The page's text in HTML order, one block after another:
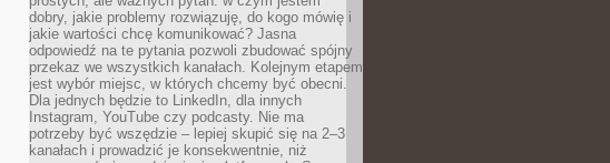
dobry, jakie problemy rozwiązuję, do kogo mówię i
jakie wartości chcę komunikować? Jasna
odpowiedź na te pytania pozwoli zbudować spójny
przekaz we wszystkich kanałach. Kolejnym etapem
jest wybór miejsc, w których chcemy być obecni.
Dla jednych będzie to LinkedIn, dla innych
Instagram, YouTube czy podcasty. Nie ma
potrzeby być wszędzie – lepiej skupić się na 2–3
kanałach i prowadzić je konsekwentnie, niż